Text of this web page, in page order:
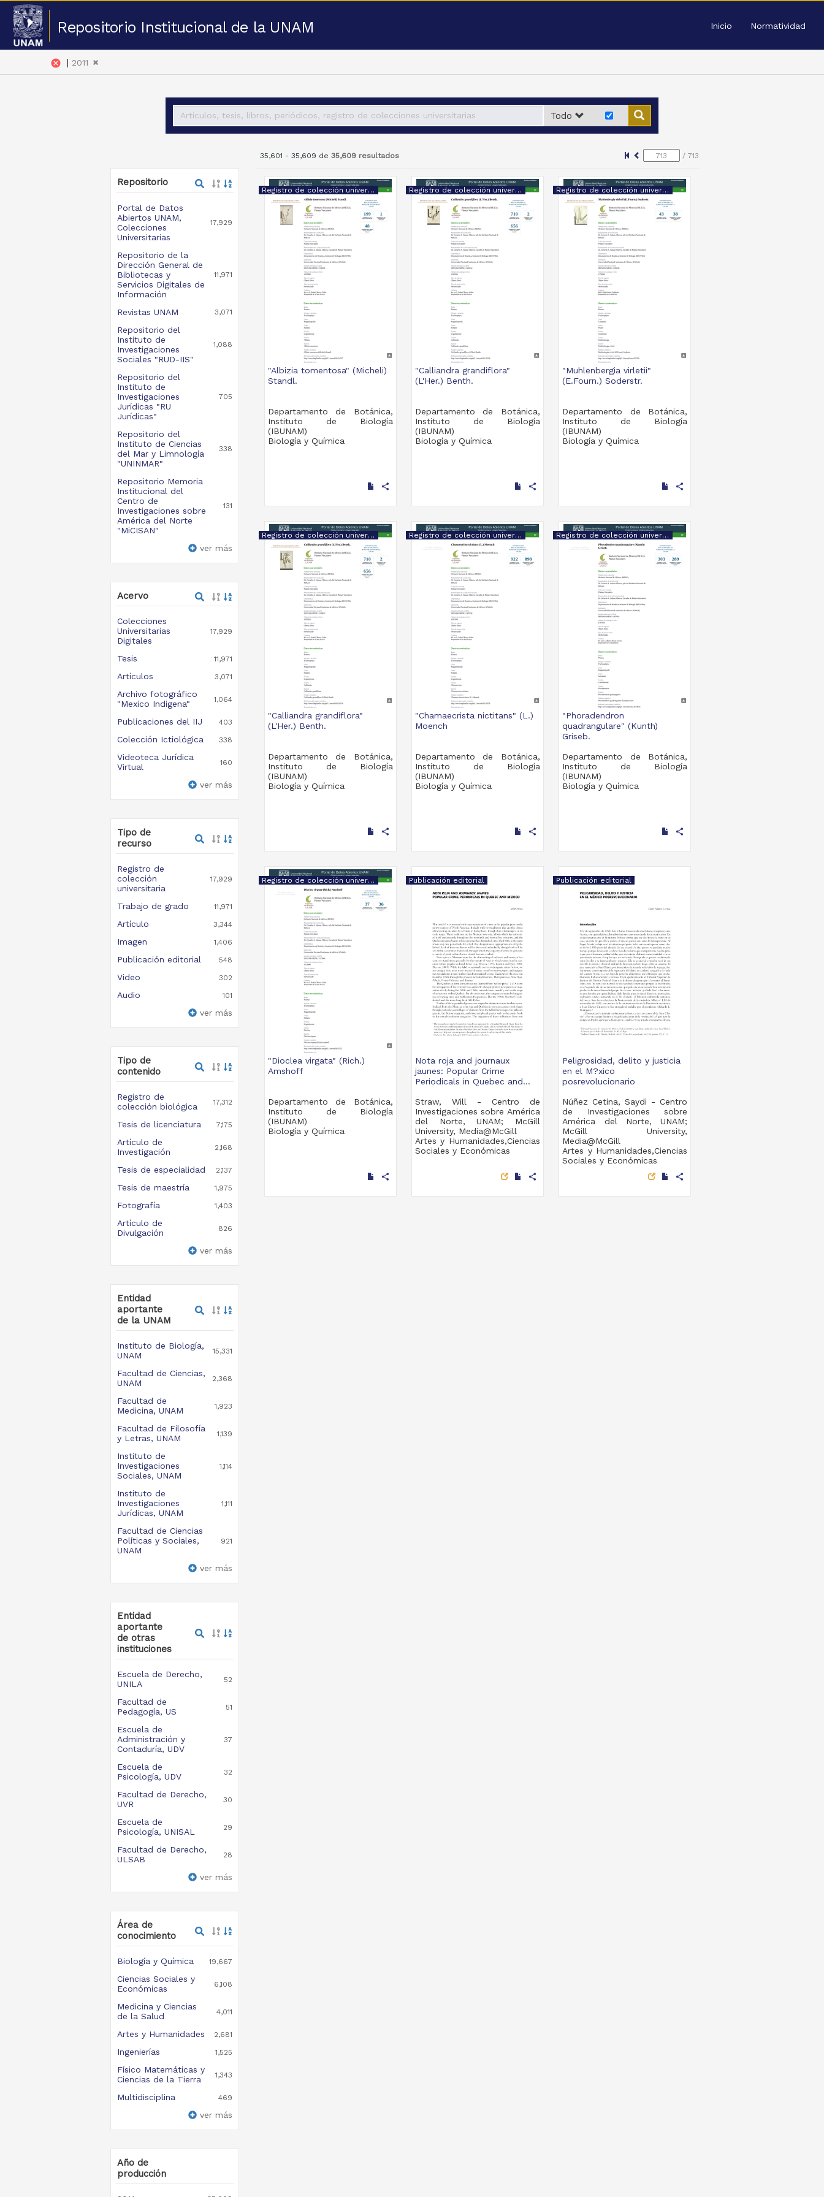
Repositorio Institucional de la UNAM Inicio Normatividad
Todo
cancel | 2011
Repositorio
Portal de Datos
Abiertos UNAM,
Colecciones
Universitarias
17,929
Repositorio de la
Dirección General de
Bibliotecas y
Servicios Digitales de
Información
11,971
Revistas UNAM 3,071
Repositorio del
Instituto de
Investigaciones
Sociales "RUD-IIS"
1,088
Repositorio del
Instituto de
Investigaciones
Jurídicas "RU
Jurídicas"
705
Repositorio del
Instituto de Ciencias
del Mar y Limnología
"UNINMAR"
338
Repositorio Memoria
Institucional del
Centro de
Investigaciones sobre
América del Norte
"MiCISAN"
131
ver más
Acervo
Colecciones
Universitarias
Digitales
17,929
Tesis 11,971
Artículos 3,071
Archivo fotográfico
"Mexico Indigena"
1,064
Publicaciones del IIJ 403
Colección Ictiológica 338
Videoteca Jurídica
Virtual
160
ver más
Tipo de
recurso
Registro de
colección
universitaria
17,929
Trabajo de grado 11,971
Artículo 3,344
Imagen 1,406
Publicación editorial 548
Video 302
Audio 101
ver más
Tipo de
contenido
Registro de
colección biológica
17,312
Tesis de licenciatura 7,175
Artículo de
Investigación
2,168
Tesis de especialidad 2,137
Tesis de maestría 1,975
Fotografía 1,403
Artículo de
Divulgación
826
ver más
Entidad
aportante
de la UNAM
Instituto de Biología,
UNAM
15,331
Facultad de Ciencias,
UNAM
2,368
Facultad de
Medicina, UNAM
1,923
Facultad de Filosofía
y Letras, UNAM
1,139
Instituto de
Investigaciones
Sociales, UNAM
1,114
Instituto de
Investigaciones
Jurídicas, UNAM
1,111
Facultad de Ciencias
Políticas y Sociales,
UNAM
921
ver más
Entidad
aportante
de otras
instituciones
Escuela de Derecho,
UNILA
52
Facultad de
Pedagogía, US
51
Escuela de
Administración y
Contaduría, UDV
37
Escuela de
Psicología, UDV
32
Facultad de Derecho,
UVR
30
Escuela de
Psicología, UNISAL
29
Facultad de Derecho,
ULSAB
28
ver más
Área de
conocimiento
Biología y Química 19,667
Ciencias Sociales y
Económicas
6,108
Medicina y Ciencias
de la Salud
4,011
Artes y Humanidades 2,681
Ingenierías 1,525
Físico Matemáticas y
Ciencias de la Tierra
1,343
Multidisciplina 469
ver más
Año de
producción
35,601 - 35,609 de 35,609 resultados / 713
Registro de colección universitaria
"Albizia tomentosa" (Micheli)
Standl.
Departamento de Botánica,
Instituto de Biología
(IBUNAM)
Biología y Química
share
Registro de colección universitaria
"Calliandra grandiflora"
(L'Her.) Benth.
Departamento de Botánica,
Instituto de Biología
(IBUNAM)
Biología y Química
share
Registro de colección universitaria
"Muhlenbergia virletii"
(E.Fourn.) Soderstr.
Departamento de Botánica,
Instituto de Biología
(IBUNAM)
Biología y Química
share
Registro de colección universitaria
"Calliandra grandiflora"
(L'Her.) Benth.
Departamento de Botánica,
Instituto de Biología
(IBUNAM)
Biología y Química
share
Registro de colección universitaria
"Chamaecrista nictitans" (L.)
Moench
Departamento de Botánica,
Instituto de Biología
(IBUNAM)
Biología y Química
share
Registro de colección universitaria
"Phoradendron
quadrangulare" (Kunth)
Griseb.
Departamento de Botánica,
Instituto de Biología
(IBUNAM)
Biología y Química
share
Registro de colección universitaria
"Dioclea virgata" (Rich.)
Amshoff
Departamento de Botánica,
Instituto de Biología
(IBUNAM)
Biología y Química
share
Publicación editorial
Nota roja and journaux
jaunes: Popular Crime
Periodicals in Quebec and...
Straw, Will - Centro de
Investigaciones sobre América
del Norte, UNAM; McGill
University, Media@McGill
Artes y Humanidades,Ciencias
Sociales y Económicas
share
Publicación editorial
Peligrosidad, delito y justicia
en el M?xico
posrevolucionario
Núñez Cetina, Saydi - Centro
de Investigaciones sobre
América del Norte, UNAM;
McGill University,
Media@McGill
Artes y Humanidades,Ciencias
Sociales y Económicas
share